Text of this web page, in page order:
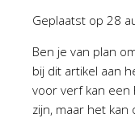
Geplaatst op 28
Ben je van plan
bij dit artikel aan
voor verf kan een
zijn, maar het kan